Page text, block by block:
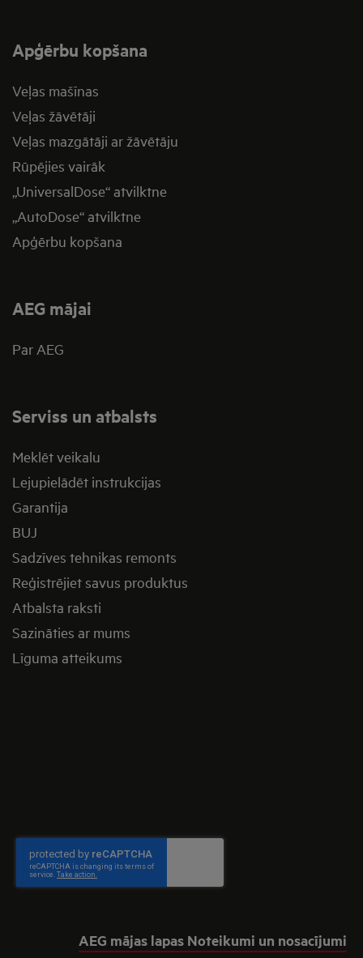
Apģērbu kopšana
Veļas mašīnas
Veļas žāvētāji
Veļas mazgātāji ar žāvētāju
Rūpējies vairāk
„UniversalDose“ atvilktne
„AutoDose“ atvilktne
Apģērbu kopšana
AEG mājai
Par AEG
Serviss un atbalsts
Meklēt veikalu
Lejupielādēt instrukcijas
Garantija
BUJ
Sadzīves tehnikas remonts
Reģistrējiet savus produktus
Atbalsta raksti
Sazināties ar mums
Līguma atteikums
AEG mājas lapas Noteikumi un nosacījumi